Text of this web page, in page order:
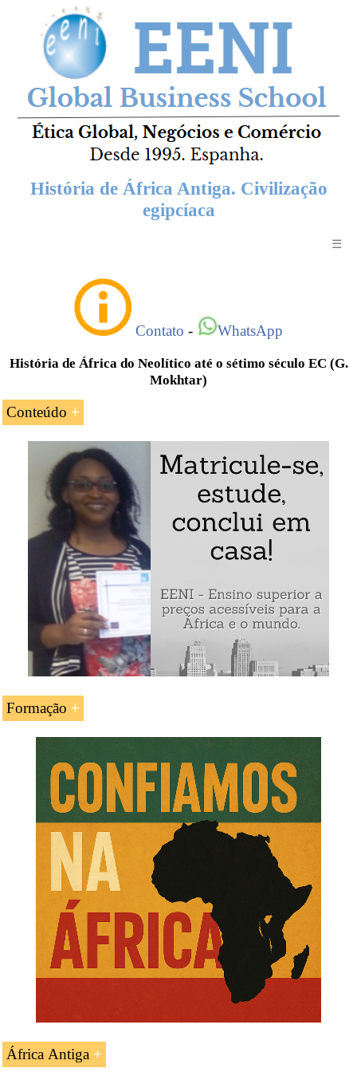
História de África Antiga. Civilização
egipcíaca
☰
Contato - WhatsApp
História de África do Neolítico até o sétimo século EC (G.
Mokhtar)
Conteúdo
Do Neolítico até o século VII EC
A civilização egipcíaca
A Núbia, O Saara, a África do norte, aEtiópia
9.000 anos da história africana
Formação
África Antiga (UNESCO)
» é estudada nos
seguintes programas ministrados pela EENI Global
Business School (Escola de Negócios):
Mestrado: Negócios na África Subsariana.
África Antiga